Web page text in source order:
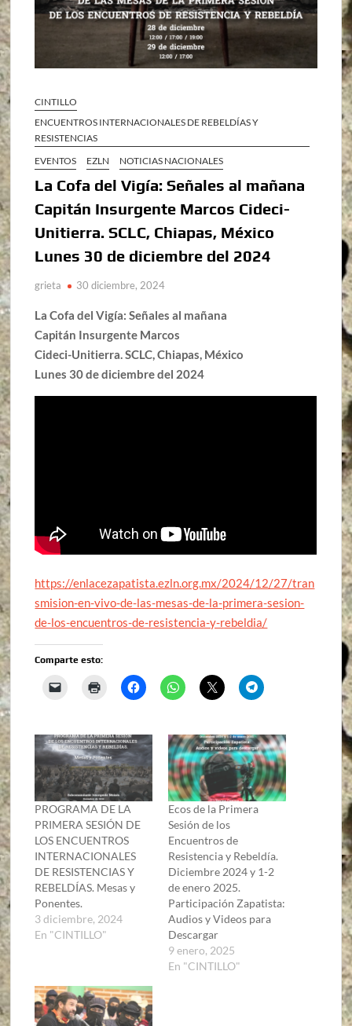
CINTILLO
ENCUENTROS INTERNACIONALES DE REBELDÍAS Y
RESISTENCIAS
EVENTOS
EZLN NOTICIAS NACIONALES
La Cofa del Vigía: Señales al mañana
Capitán Insurgente Marcos Cideci-
Unitierra. SCLC, Chiapas, México
Lunes 30 de diciembre del 2024
grieta 30 diciembre, 2024
La Cofa del Vigía: Señales al mañana
Capitán Insurgente Marcos
Cideci-Unitierra. SCLC, Chiapas, México
Lunes 30 de diciembre del 2024
https://enlacezapatista.ezln.org.mx/2024/12/27/tran
smision-en-vivo-de-las-mesas-de-la-primera-sesion-
de-los-encuentros-de-resistencia-y-rebeldia/
Comparte esto:
PROGRAMA DE LA
PRIMERA SESIÓN DE
LOS ENCUENTROS
INTERNACIONALES
DE RESISTENCIAS Y
REBELDÍAS. Mesas y
Ponentes.
3 diciembre, 2024
En "CINTILLO"
Ecos de la Primera
Sesión de los
Encuentros de
Resistencia y Rebeldía.
Diciembre 2024 y 1-2
de enero 2025.
Participación Zapatista:
Audios y Videos para
Descargar
9 enero, 2025
En "CINTILLO"